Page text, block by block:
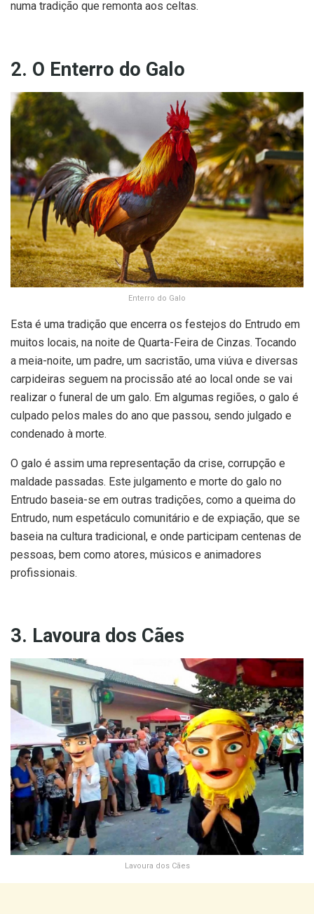
numa tradição que remonta aos celtas.
2. O Enterro do Galo
Enterro do Galo
Esta é uma tradição que encerra os festejos do Entrudo em
muitos locais, na noite de Quarta-Feira de Cinzas. Tocando
a meia-noite, um padre, um sacristão, uma viúva e diversas
carpideiras seguem na procissão até ao local onde se vai
realizar o funeral de um galo. Em algumas regiões, o galo é
culpado pelos males do ano que passou, sendo julgado e
condenado à morte.
O galo é assim uma representação da crise, corrupção e
maldade passadas. Este julgamento e morte do galo no
Entrudo baseia-se em outras tradições, como a queima do
Entrudo, num espetáculo comunitário e de expiação, que se
baseia na cultura tradicional, e onde participam centenas de
pessoas, bem como atores, músicos e animadores
profissionais.
3. Lavoura dos Cães
Lavoura dos Cães